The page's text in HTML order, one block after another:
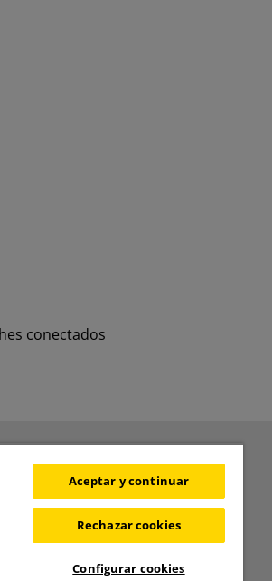
conectados
BOLETÍN
novedades del Área de
Aceptar y continuar
Rechazar cookies
Configurar cookies